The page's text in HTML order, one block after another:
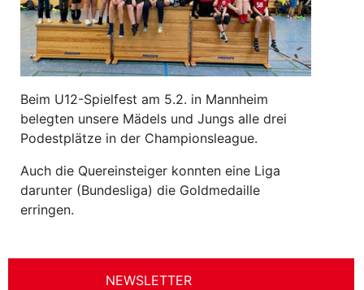
Beim U12-Spielfest am 5.2. in Mannheim
belegten unsere Mädels und Jungs alle drei
Podestplätze in der Championsleague.
Auch die Quereinsteiger konnten eine Liga
darunter (Bundesliga) die Goldmedaille
erringen.
NEWSLETTER